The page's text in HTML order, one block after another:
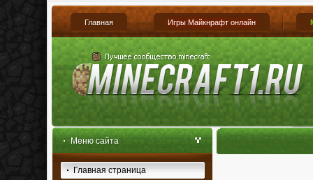
Главная Игры Майкнрафт онлайн
Меню сайта
Главная страница